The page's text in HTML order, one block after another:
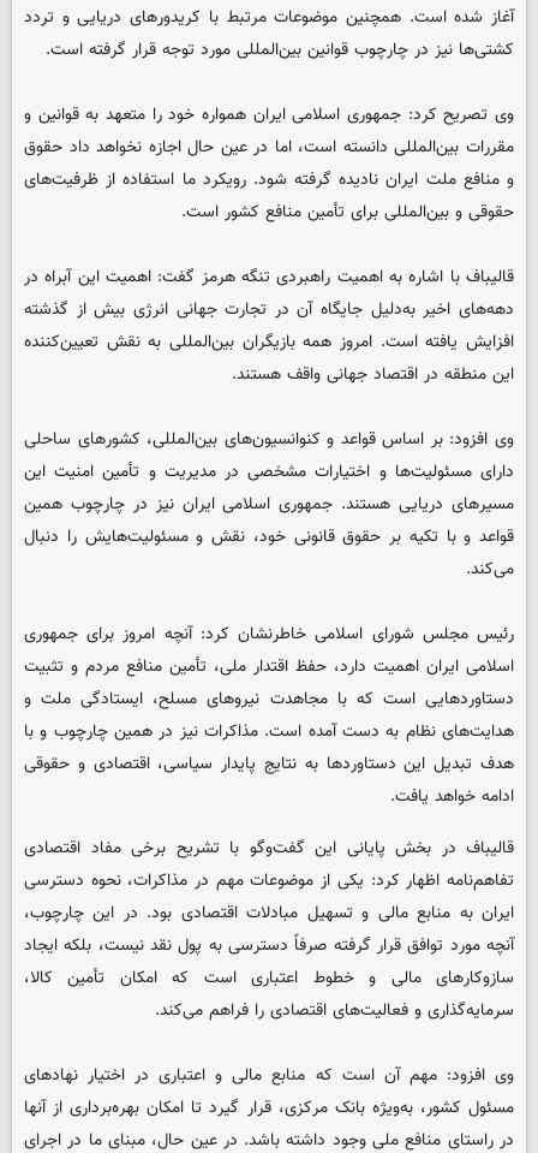
آغاز شده است. همچنین موضوعات مرتبط با کریدورهای دریایی و تردد
کشتی‌ها نیز در چارچوب قوانین بین‌المللی مورد توجه قرار گرفته است.
وی تصریح کرد: جمهوری اسلامی ایران همواره خود را متعهد به قوانین و
مقررات بین‌المللی دانسته است، اما در عین حال اجازه نخواهد داد حقوق
و منافع ملت ایران نادیده گرفته شود. رویکرد ما استفاده از ظرفیت‌های
حقوقی و بین‌المللی برای تأمین منافع کشور است.
قالیباف با اشاره به اهمیت راهبردی تنگه هرمز گفت: اهمیت این آبراه در
دهه‌های اخیر به‌دلیل جایگاه آن در تجارت جهانی انرژی بیش از گذشته
افزایش یافته است. امروز همه بازیگران بین‌المللی به نقش تعیین‌کننده
این منطقه در اقتصاد جهانی واقف هستند.
وی افزود: بر اساس قواعد و کنوانسیون‌های بین‌المللی، کشورهای ساحلی
دارای مسئولیت‌ها و اختیارات مشخصی در مدیریت و تأمین امنیت این
مسیرهای دریایی هستند. جمهوری اسلامی ایران نیز در چارچوب همین
قواعد و با تکیه بر حقوق قانونی خود، نقش و مسئولیت‌هایش را دنبال
می‌کند.
رئیس مجلس شورای اسلامی خاطرنشان کرد: آنچه امروز برای جمهوری
اسلامی ایران اهمیت دارد، حفظ اقتدار ملی، تأمین منافع مردم و تثبیت
دستاوردهایی است که با مجاهدت نیروهای مسلح، ایستادگی ملت و
هدایت‌های نظام به دست آمده است. مذاکرات نیز در همین چارچوب و با
هدف تبدیل این دستاوردها به نتایج پایدار سیاسی، اقتصادی و حقوقی
ادامه خواهد یافت.
قالیباف در بخش پایانی این گفت‌وگو با تشریح برخی مفاد اقتصادی
تفاهم‌نامه اظهار کرد: یکی از موضوعات مهم در مذاکرات، نحوه دسترسی
ایران به منابع مالی و تسهیل مبادلات اقتصادی بود. در این چارچوب،
آنچه مورد توافق قرار گرفته صرفاً دسترسی به پول نقد نیست، بلکه ایجاد
سازوکارهای مالی و خطوط اعتباری است که امکان تأمین کالا،
سرمایه‌گذاری و فعالیت‌های اقتصادی را فراهم می‌کند.
وی افزود: مهم آن است که منابع مالی و اعتباری در اختیار نهادهای
مسئول کشور، به‌ویژه بانک مرکزی، قرار گیرد تا امکان بهره‌برداری از آنها
در راستای منافع ملی وجود داشته باشد. در عین حال، مبنای ما در اجرای